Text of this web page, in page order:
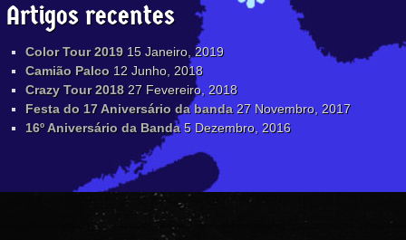
Artigos recentes
Color Tour 2019 15 Janeiro, 2019
Camião Palco 12 Junho, 2018
Crazy Tour 2018 27 Fevereiro, 2018
Festa do 17 Aniversário da banda 27 Novembro, 2017
16º Aniversário da Banda 5 Dezembro, 2016